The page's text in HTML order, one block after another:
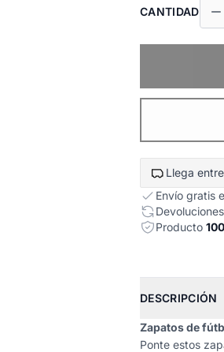
CANTIDAD
Llega entre
Envío gratis
Producto
DESCRIPCIÓN
Zapatos de
Ponte estos